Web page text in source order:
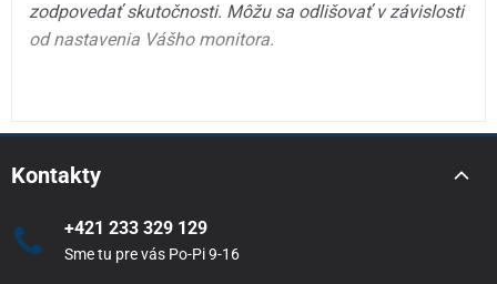
zodpovedať skutočnosti. Môžu sa odlišovať v závislosti
od nastavenia Vášho monitora.
Kontakty
+421 233 329 129
Sme tu pre vás Po-Pi 9-16